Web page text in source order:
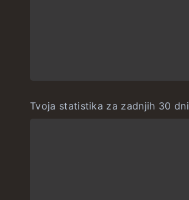
Tvoja statistika za zadnjih 30 dni